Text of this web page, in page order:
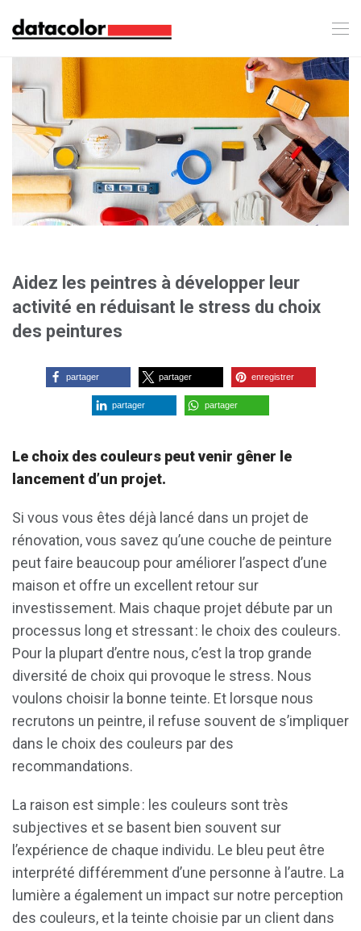
Aidez les peintres à développer leur
activité en réduisant le stress du choix
des peintures
partager partager enregistrer
partager partager
Le choix des couleurs peut venir gêner le
lancement d’un projet.
Si vous vous êtes déjà lancé dans un projet de
rénovation, vous savez qu’une couche de peinture
peut faire beaucoup pour améliorer l’aspect d’une
maison et offre un excellent retour sur
investissement. Mais chaque projet débute par un
processus long et stressant : le choix des couleurs.
Pour la plupart d’entre nous, c’est la trop grande
diversité de choix qui provoque le stress. Nous
voulons choisir la bonne teinte. Et lorsque nous
recrutons un peintre, il refuse souvent de s’impliquer
dans le choix des couleurs par des
recommandations.
La raison est simple : les couleurs sont très
subjectives et se basent bien souvent sur
l’expérience de chaque individu. Le bleu peut être
interprété différemment d’une personne à l’autre. La
lumière a également un impact sur notre perception
des couleurs, et la teinte choisie par un client dans